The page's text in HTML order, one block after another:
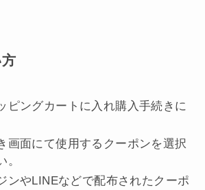
ピングカートに入れ購入手続きに
画面にて使用するクーポンを選択
。
ンやLINEなどで配布されたクーポ